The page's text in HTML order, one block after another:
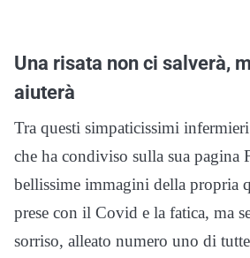
Una risata non ci salverà,
aiuterà
Tra questi simpaticissimi infermieri
che ha condiviso sulla sua pagina
bellissime immagini della propria
prese con il Covid e la fatica, ma
sorriso, alleato numero uno di